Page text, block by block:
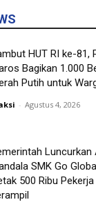
HUT RI ke-81,
Bagikan 1.000
Putih untuk
- Agustus 4, 2026
Luncurkan
SMK Go
500 Ribu